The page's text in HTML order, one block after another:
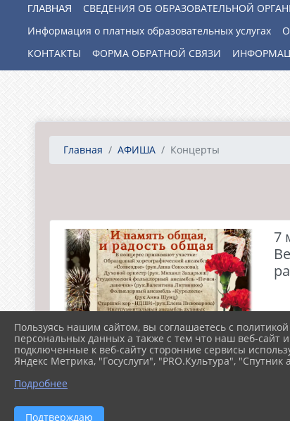
СВЕДЕНИЯ ОБ ОБРАЗОВАТЕЛЬНОЙ
Информация о платных образовательных услугах
КОНТАКТЫ
ФОРМА ОБРАТНОЙ СВЯЗИ
Главная АФИША Концерты
7
Пользуясь нашим сайтом, вы соглашаетесь с
персональных данных а также с тем что наш веб-сайт и
подключенные к веб-сайту сторонние сервисы
Яндекс Метрика, "Госуслуги", "PRO.Культура", "Спутник
Подробнее
Подтверждаю